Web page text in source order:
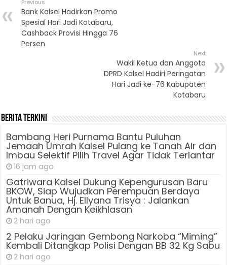
Previous
Bank Kalsel Hadirkan Promo
Spesial Hari Jadi Kotabaru,
Cashback Provisi Hingga 76
Persen
Next
Wakil Ketua dan Anggota
DPRD Kalsel Hadiri Peringatan
Hari Jadi ke-76 Kabupaten
Kotabaru
Berita Terkini
Bambang Heri Purnama Bantu Puluhan
Jemaah Umrah Kalsel Pulang ke Tanah Air dan
Imbau Selektif Pilih Travel Agar Tidak Terlantar
16 jam ago
Gatriwara Kalsel Dukung Kepengurusan Baru
BKOW, Siap Wujudkan Perempuan Berdaya
Untuk Banua, Hj. Ellyana Trisya : Jalankan
Amanah Dengan Keikhlasan
2 hari ago
2 Pelaku Jaringan Gembong Narkoba “Miming”
Kembali Ditangkap Polisi Dengan BB 32 Kg Sabu
2 hari ago